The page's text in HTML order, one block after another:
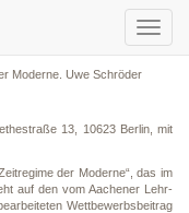
Moderne. Uwe Schröder
13, 10623 Berlin, mit
der Moderne“, das im
auf den vom Aachener Lehr-
Wettbewerbsbeitrag